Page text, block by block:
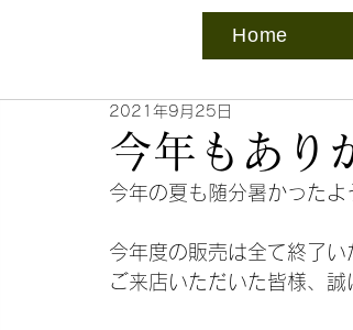
Home
今年もあり
2021年9月25日
今年の夏も随分暑かったよ
今年度の販売は全て終了い
ご来店いただいた皆様、誠